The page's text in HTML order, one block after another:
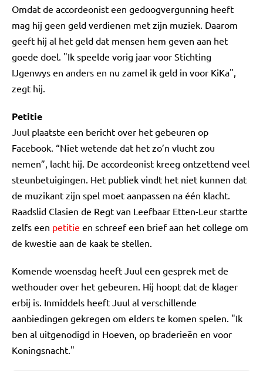
Omdat de accordeonist een gedoogvergunning heeft
mag hij geen geld verdienen met zijn muziek. Daarom
geeft hij al het geld dat mensen hem geven aan het
goede doel. "Ik speelde vorig jaar voor Stichting
IJgenwys en anders en nu zamel ik geld in voor KiKa",
zegt hij.
Petitie
Juul plaatste een bericht over het gebeuren op
Facebook. “Niet wetende dat het zo’n vlucht zou
nemen”, lacht hij. De accordeonist kreeg ontzettend veel
steunbetuigingen. Het publiek vindt het niet kunnen dat
de muzikant zijn spel moet aanpassen na één klacht.
Raadslid Clasien de Regt van Leefbaar Etten-Leur startte
zelfs een petitie en schreef een brief aan het college om
de kwestie aan de kaak te stellen.
Komende woensdag heeft Juul een gesprek met de
wethouder over het gebeuren. Hij hoopt dat de klager
erbij is. Inmiddels heeft Juul al verschillende
aanbiedingen gekregen om elders te komen spelen. "Ik
ben al uitgenodigd in Hoeven, op braderieën en voor
Koningsnacht."